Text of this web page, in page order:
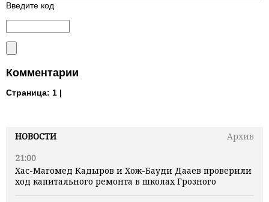
НОВОСТИ
Архив
21:00
Хас-Магомед Кадыров и Хож-Бауди Дааев проверили
ход капитального ремонта в школах Грозного
Введите код
Комментарии
Страница: 1 |